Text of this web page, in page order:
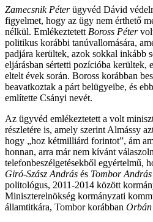
Zamecsnik Péterügyvéd Dávid
figyelmet, hogy az ügy nem érthető
nélkül. Emlékeztetett Boross Péter
politikus korábbi tanúvallomására,
padjára kerültek, azok sokkal inkább
eljárásban sértetti pozícióba kerültek,
eltelt évek során. Boross korábban
beavatkoztak a párt belügyeibe, és
említette Csányi nevét.
Az ügyvéd emlékeztetett a volt
részletére is, amely szerint Almássy
hogy „hoz kétmilliárd forintot”, ám
honnan, arra már nem kívánt
telefonbeszélgetésekből egyértelmű,
Giró-Szász András és Tombor András
politológus, 2011-2014 között
Miniszterelnökség kormányzati
államtitkára, Tombor korábban